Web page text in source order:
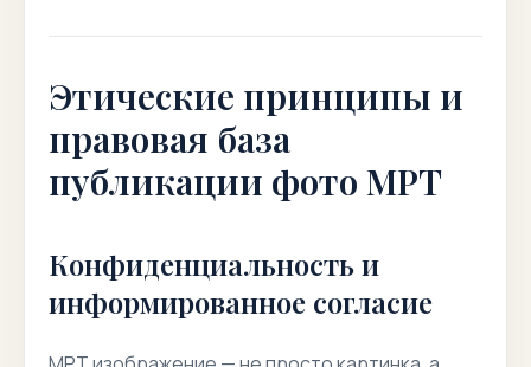
Этические принципы и
правовая база
публикации фото МРТ
Конфиденциальность и
информированное согласие